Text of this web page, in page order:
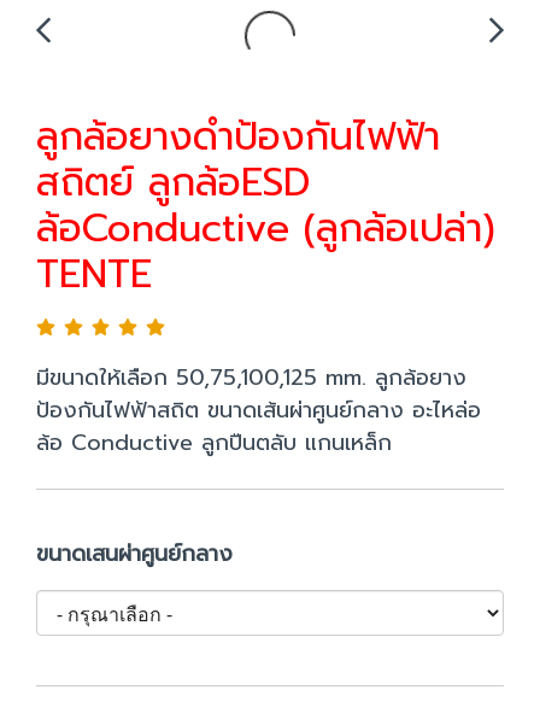
ลูกล้อยางดำป้องกันไฟฟ้า
สถิตย์ ลูกล้อESD
ล้อConductive (ลูกล้อเปล่า)
TENTE
มีขนาดให้เลือก 50,75,100,125 mm. ลูกล้อยาง
ป้องกันไฟฟ้าสถิต ขนาดเส้นผ่าศูนย์กลาง อะไหล่อ
ล้อ Conductive ลูกปืนตลับ แกนเหล็ก
ขนาดเสนผ่าศูนย์กลาง